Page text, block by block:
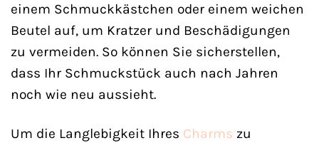
einem Schmuckkästchen oder einem weichen
Beutel auf, um Kratzer und Beschädigungen
zu vermeiden. So können Sie sicherstellen,
dass Ihr Schmuckstück auch nach Jahren
noch wie neu aussieht.
Um die Langlebigkeit Ihres Charms zu